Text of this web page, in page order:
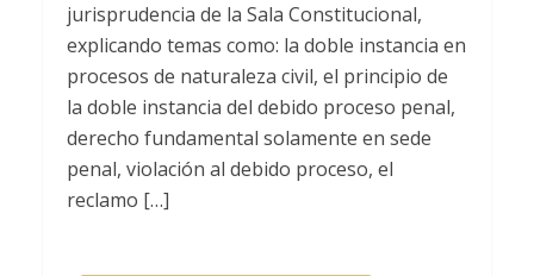
jurisprudencia de la Sala Constitucional,
explicando temas como: la doble instancia en
procesos de naturaleza civil, el principio de
la doble instancia del debido proceso penal,
derecho fundamental solamente en sede
penal, violación al debido proceso, el
reclamo […]